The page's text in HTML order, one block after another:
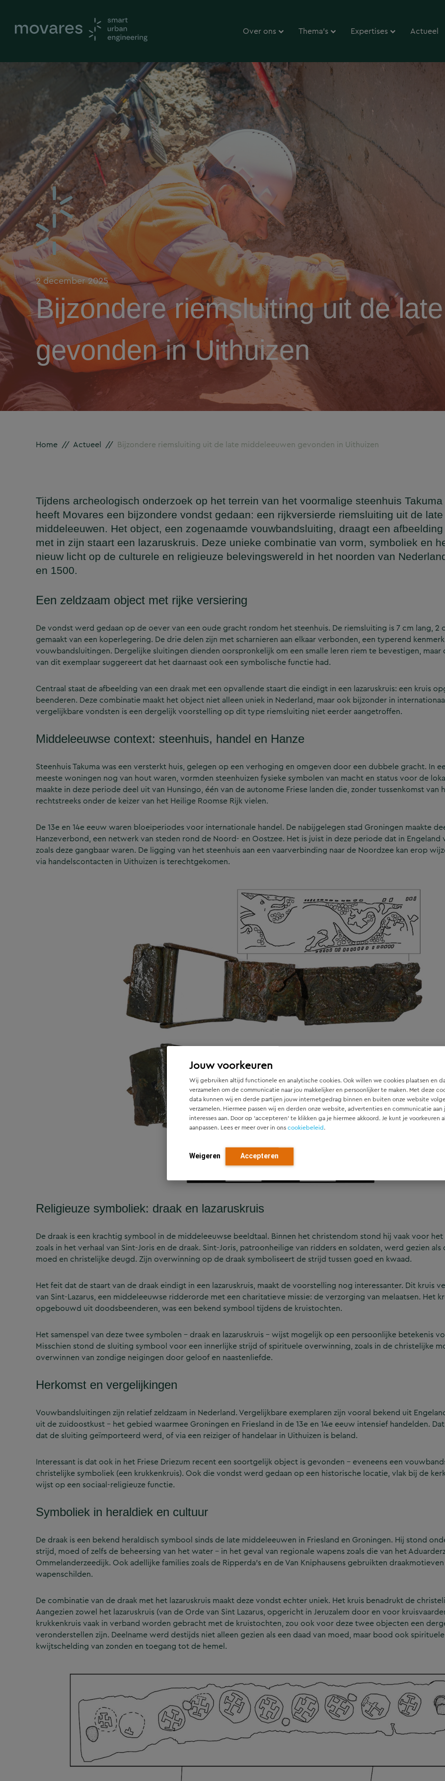
Jouw voorkeuren
Wij gebruiken altijd functionele en analytische cookies. Ook willen we cookies plaatsen en
verzamelen om de communicatie naar jou makkelijker en persoonlijker te maken. Met deze
data kunnen wij en derde partijen jouw internetgedrag binnen en buiten onze website
verzamelen. Hiermee passen wij en derden onze website, advertenties en communicatie aan
interesses aan. Door op ‘accepteren’ te klikken ga je hiermee akkoord. Je kunt je voorkeuren
aanpassen. Lees er meer over in onscookiebeleid.
Weigeren Accepteren
Over ons Thema’s Expertises Actueel
2 december 2025
Bijzondere riemsluiting uit de
gevonden in Uithuizen
Home // Actueel // Bijzondere riemsluiting uit de late middeleeuwen gevonden in Uithuizen
Tijdens archeologisch onderzoek op het terrein van het voormalige steenhuis
heeft Movares een bijzondere vondst gedaan: een rijkversierde riemsluiting uit de late
middeleeuwen. Het object, een zogenaamde vouwbandsluiting, draagt een
met in zijn staart een lazaruskruis. Deze unieke combinatie van vorm, symboliek en
nieuw licht op de culturele en religieuze belevingswereld in het noorden van
en 1500.
Een zeldzaam object met rijke versiering
De vondst werd gedaan op de oever van een oude gracht rondom het steenhuis. De riemsluiting is 7 cm lang, 2
gemaakt van een koperlegering. De drie delen zijn met scharnieren aan elkaar verbonden, een typerend
vouwbandsluitingen. Dergelijke sluitingen dienden oorspronkelijk om een smalle leren riem te bevestigen,
van dit exemplaar suggereert dat het daarnaast ook een symbolische functie had.
Centraal staat de afbeelding van een draak met een opvallende staart die eindigt in een lazaruskruis: een kruis
beenderen. Deze combinatie maakt het object niet alleen uniek in Nederland, maar ook bijzonder in
vergelijkbare vondsten is een dergelijk voorstelling op dit type riemsluiting niet eerder aangetroffen.
Middeleeuwse context: steenhuis, handel en Hanze
Steenhuis Takuma was een versterkt huis, gelegen op een verhoging en omgeven door een dubbele gracht. In
meeste woningen nog van hout waren, vormden steenhuizen fysieke symbolen van macht en status voor de
maakte in deze periode deel uit van Hunsingo, één van de autonome Friese landen die, zonder tussenkomst van
rechtstreeks onder de keizer van het Heilige Roomse Rijk vielen.
De 13e en 14e eeuw waren bloeiperiodes voor internationale handel. De nabijgelegen stad Groningen maakte
Hanzeverbond, een netwerk van steden rond de Noord- en Oostzee. Het is juist in deze periode dat in
zoals deze gangbaar waren. De ligging van het steenhuis aan een vaarverbinding naar de Noordzee kan erop
via handelscontacten in Uithuizen is terechtgekomen.
Religieuze symboliek: draak en lazaruskruis
De draak is een krachtig symbool in de middeleeuwse beeldtaal. Binnen het christendom stond hij vaak voor
zoals in het verhaal van Sint-Joris en de draak. Sint-Joris, patroonheilige van ridders en soldaten, werd gezien
moed en christelijke deugd. Zijn overwinning op de draak symboliseert de strijd tussen goed en kwaad.
Het feit dat de staart van de draak eindigt in een lazaruskruis, maakt de voorstelling nog interessanter. Dit kruis
van Sint-Lazarus, een middeleeuwse ridderorde met een charitatieve missie: de verzorging van melaatsen. Het
opgebouwd uit doodsbeenderen, was een bekend symbool tijdens de kruistochten.
Het samenspel van deze twee symbolen – draak en lazaruskruis – wijst mogelijk op een persoonlijke betekenis
Misschien stond de sluiting symbool voor een innerlijke strijd of spirituele overwinning, zoals in de christelijke
overwinnen van zondige neigingen door geloof en naastenliefde.
Herkomst en vergelijkingen
Vouwbandsluitingen zijn relatief zeldzaam in Nederland. Vergelijkbare exemplaren zijn vooral bekend uit
uit de zuidoostkust – het gebied waarmee Groningen en Friesland in de 13e en 14e eeuw intensief handelden.
dat de sluiting geïmporteerd werd, of via een reiziger of handelaar in Uithuizen is beland.
Interessant is dat ook in het Friese Driezum recent een soortgelijk object is gevonden – eveneens een
christelijke symboliek (een krukkenkruis). Ook die vondst werd gedaan op een historische locatie, vlak bij de
wijst op een sociaal-religieuze functie.
Symboliek in heraldiek en cultuur
De draak is een bekend heraldisch symbool sinds de late middeleeuwen in Friesland en Groningen. Hij stond
strijd, moed of zelfs de beheersing van het water – in het geval van regionale wapens zoals die van het
Ommelanderzeedijk. Ook adellijke families zoals de Ripperda’s en de Van Kniphausens gebruikten
wapenschilden.
De combinatie van de draak met het lazaruskruis maakt deze vondst echter uniek. Het kruis benadrukt de
Aangezien zowel het lazaruskruis (van de Orde van Sint Lazarus, opgericht in Jeruzalem door en voor
krukkenkruis vaak in verband worden gebracht met de kruistochten, zou ook voor deze twee objecten een
veronderstellen zijn. Deelname werd destijds niet alleen gezien als een daad van moed, maar bood ook
kwijtschelding van zonden en toegang tot de hemel.